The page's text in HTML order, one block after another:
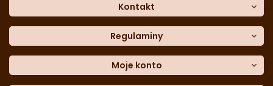
Kontakt
Dane kontaktowe
Często zadawane pytania
Sklep stacjonarny
Formularz kontaktowy
Regulaminy
Polityka prywatności
Polityka cookies
Moje konto